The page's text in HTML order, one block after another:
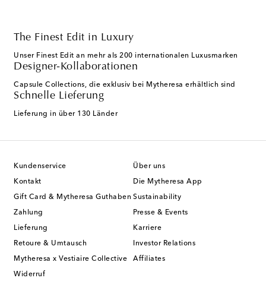
The Finest Edit in Luxury
Unser Finest Edit an mehr als 200 internationalen Luxusmarken
Designer-Kollaborationen
Capsule Collections, die exklusiv bei Mytheresa erhältlich sind
Schnelle Lieferung
Lieferung in über 130 Länder
Kundenservice
Kontakt
Gift Card & Mytheresa Guthaben
Zahlung
Lieferung
Retoure & Umtausch
Mytheresa x Vestiaire Collective
Widerruf
Über uns
Die Mytheresa App
Sustainability
Presse & Events
Karriere
Investor Relations
Affiliates